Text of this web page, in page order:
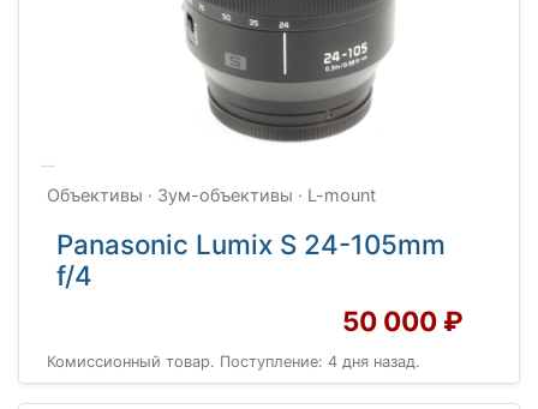
Объективы · Зум-объективы · L-mount
Panasonic Lumix S 24-105mm
f/4
50 000 ₽
Комиссионный товар. Поступление: 4 дня назад.